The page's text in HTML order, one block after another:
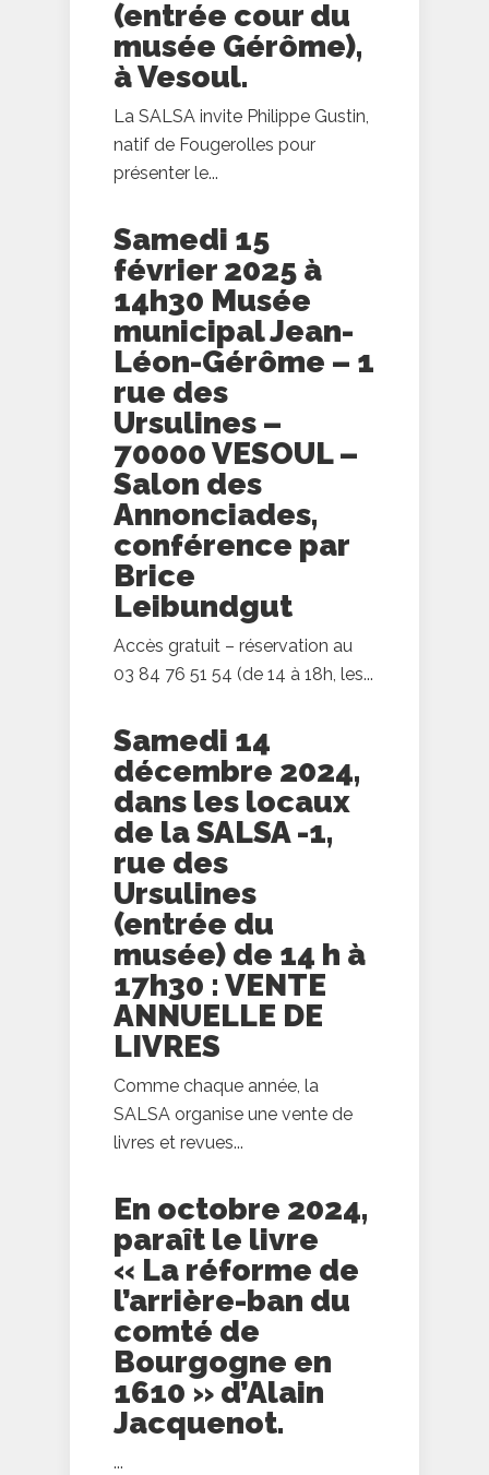
(entrée cour du
musée Gérôme),
à Vesoul.
La SALSA invite Philippe Gustin,
natif de Fougerolles pour
présenter le...
Samedi 15
février 2025 à
14h30 Musée
municipal Jean-
Léon-Gérôme – 1
rue des
Ursulines –
70000 VESOUL –
Salon des
Annonciades,
conférence par
Brice
Leibundgut
Accès gratuit – réservation au
03 84 76 51 54 (de 14 à 18h, les...
Samedi 14
décembre 2024,
dans les locaux
de la SALSA -1,
rue des
Ursulines
(entrée du
musée) de 14 h à
17h30 : VENTE
ANNUELLE DE
LIVRES
Comme chaque année, la
SALSA organise une vente de
livres et revues...
En octobre 2024,
paraît le livre
« La réforme de
l’arrière-ban du
comté de
Bourgogne en
1610 » d’Alain
Jacquenot.
...